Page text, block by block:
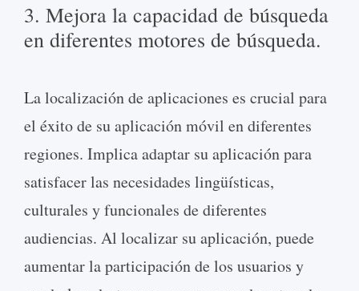
3. Mejora la capacidad de búsqueda
en diferentes motores de búsqueda.
La localización de aplicaciones es crucial para
el éxito de su aplicación móvil en diferentes
regiones. Implica adaptar su aplicación para
satisfacer las necesidades lingüísticas,
culturales y funcionales de diferentes
audiencias. Al localizar su aplicación, puede
aumentar la participación de los usuarios y